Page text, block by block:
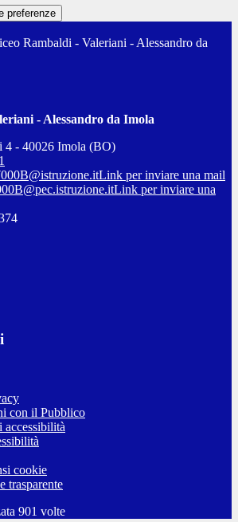
preferenze
Rambaldi - Valeriani - Alessandro da
- Alessandro da Imola
4 - 40026 Imola (BO)
Link per inviare una mail
Link per inviare una
con il Pubblico
accessibilità
cookie
trasparente
901 volte